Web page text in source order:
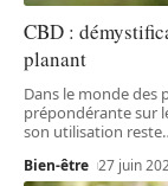
CBD :
planant
Dans le monde des
prépondérante sur
son utilisation reste
Bien-être 27 juin